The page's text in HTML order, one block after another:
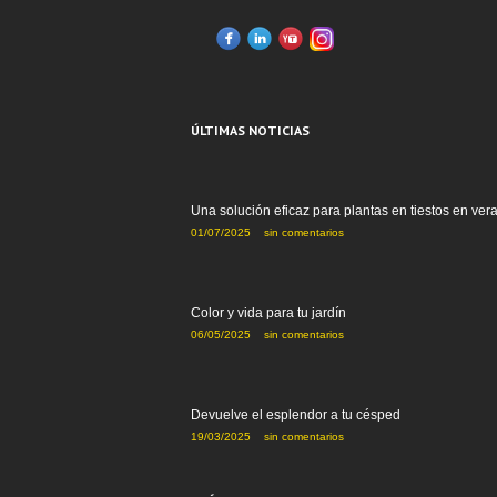
ÚLTIMAS NOTICIAS
Una solución eficaz para plantas en tiestos en
01/07/2025 sin comentarios
Color y vida para tu jardín
06/05/2025 sin comentarios
Devuelve el esplendor a tu césped
19/03/2025 sin comentarios